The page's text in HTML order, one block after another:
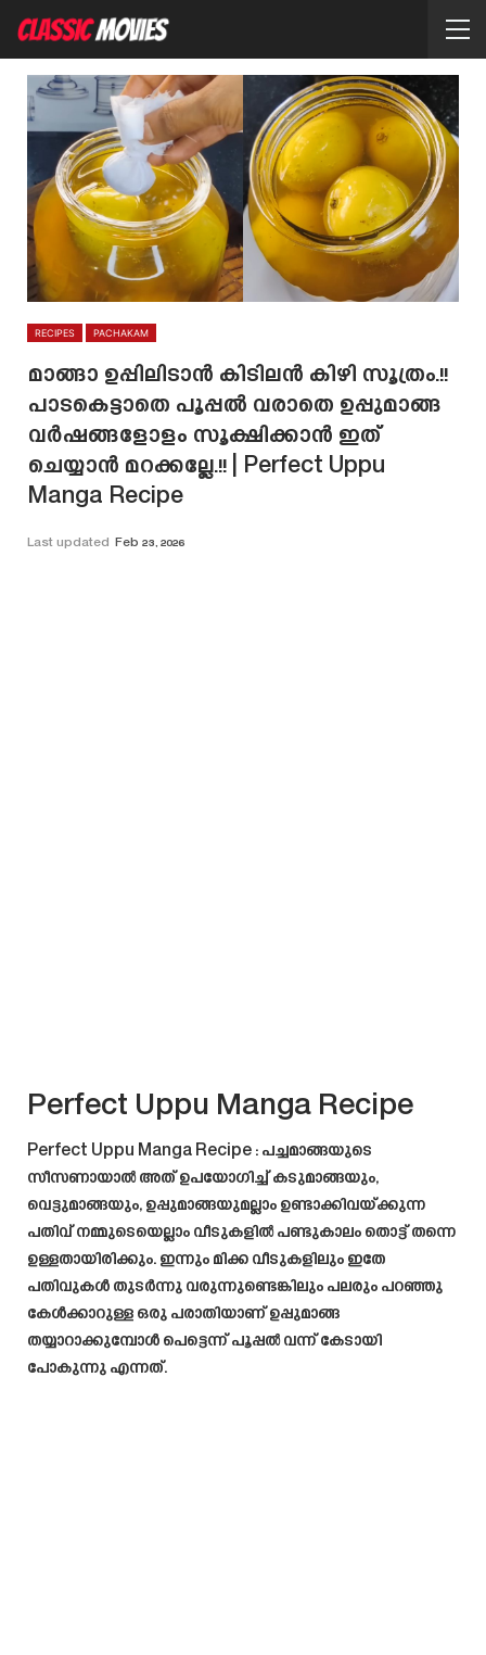
RECIPES PACHAKAM
മാങ്ങാ ഉപ്പിലിടാൻ കിടിലൻ കിഴി സൂത്രം.!!
പാടകെട്ടാതെ പൂപ്പൽ വരാതെ ഉപ്പുമാങ്ങ
വർഷങ്ങളോളം സൂക്ഷിക്കാൻ ഇത്
ചെയ്യാൻ മറക്കല്ലേ.!! | Perfect Uppu
Manga Recipe
Last updated Feb 23, 2026
Perfect Uppu Manga Recipe
Perfect Uppu Manga Recipe : പച്ചമാങ്ങയുടെ
സീസണായാൽ അത് ഉപയോഗിച്ച് കടുമാങ്ങയും,
വെട്ടുമാങ്ങയും, ഉപ്പുമാങ്ങയുമല്ലാം ഉണ്ടാക്കിവയ്ക്കുന്ന
പതിവ് നമ്മുടെയെല്ലാം വീടുകളിൽ പണ്ടുകാലം തൊട്ട് തന്നെ
ഉള്ളതായിരിക്കും. ഇന്നും മിക്ക വീടുകളിലും ഇതേ
പതിവുകൾ തുടർന്നു വരുന്നുണ്ടെങ്കിലും പലരും പറഞ്ഞു
കേൾക്കാറുള്ള ഒരു പരാതിയാണ് ഉപ്പുമാങ്ങ
തയ്യാറാക്കുമ്പോൾ പെട്ടെന്ന് പൂപ്പൽ വന്ന് കേടായി
പോകുന്നു എന്നത്.